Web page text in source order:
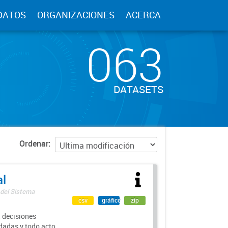
ORGANIZACIONES ACERCA
063
DATASETS
Ordenar
Sistema
csv gráfico zip